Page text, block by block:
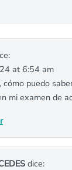
at 6:54 am
cómo puedo
mi examen de
dice: